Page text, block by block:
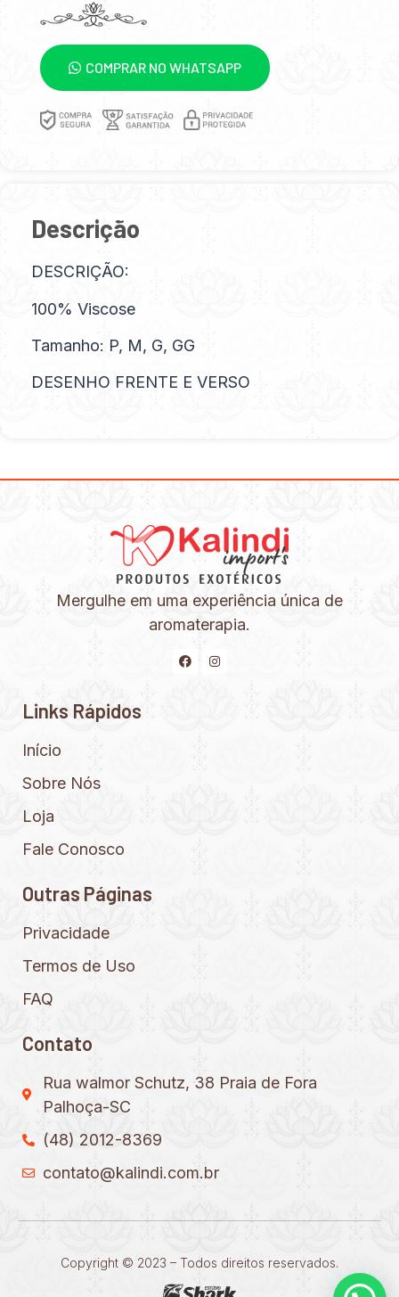
COMPRAR NO WHATSAPP
Descrição
DESCRIÇÃO:
100% Viscose
Tamanho: P, M, G, GG
DESENHO FRENTE E VERSO
Mergulhe em uma experiência única de
aromaterapia.
Links Rápidos
Início
Sobre Nós
Loja
Fale Conosco
Outras Páginas
Privacidade
Termos de Uso
FAQ
Contato
Rua walmor Schutz, 38 Praia de Fora
Palhoça-SC
(48) 2012-8369
contato@kalindi.com.br
Copyright © 2023 – Todos direitos reservados.